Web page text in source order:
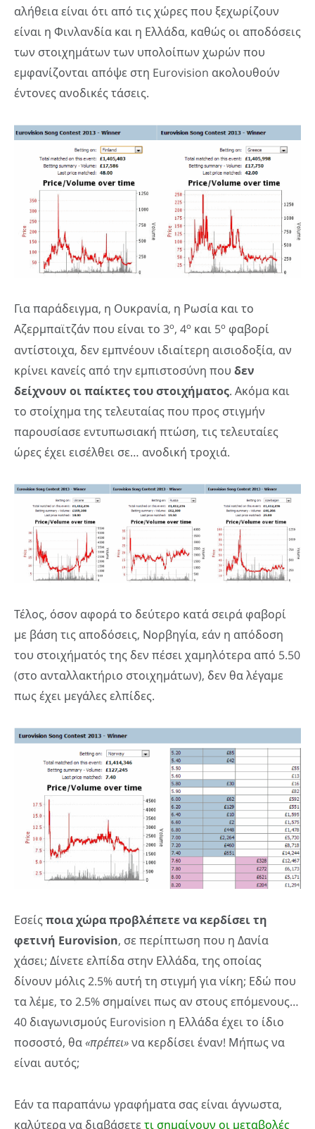
αλήθεια είναι ότι από τις χώρες που ξεχωρίζουν
είναι η Φινλανδία και η Ελλάδα, καθώς οι αποδόσεις
των στοιχημάτων των υπολοίπων χωρών που
εμφανίζονται απόψε στη Eurovision ακολουθούν
έντονες ανοδικές τάσεις.
Για παράδειγμα, η Ουκρανία, η Ρωσία και το
Αζερμπαϊτζάν που είναι το 3ο, 4ο και 5ο φαβορί
αντίστοιχα, δεν εμπνέουν ιδιαίτερη αισιοδοξία, αν
κρίνει κανείς από την εμπιστοσύνη που δεν
δείχνουν οι παίκτες του στοιχήματος. Ακόμα και
το στοίχημα της τελευταίας που προς στιγμήν
παρουσίασε εντυπωσιακή πτώση, τις τελευταίες
ώρες έχει εισέλθει σε… ανοδική τροχιά.
Τέλος, όσον αφορά το δεύτερο κατά σειρά φαβορί
με βάση τις αποδόσεις, Νορβηγία, εάν η απόδοση
του στοιχήματός της δεν πέσει χαμηλότερα από 5.50
(στο ανταλλακτήριο στοιχημάτων), δεν θα λέγαμε
πως έχει μεγάλες ελπίδες.
Εσείςποια χώρα προβλέπετε να κερδίσει τη
φετινή Eurovision, σε περίπτωση που η Δανία
χάσει; Δίνετε ελπίδα στην Ελλάδα, της οποίας
δίνουν μόλις 2.5% αυτή τη στιγμή για νίκη; Εδώ που
τα λέμε, το 2.5% σημαίνει πως αν στους επόμενους…
40 διαγωνισμούς Eurovision η Ελλάδα έχει το ίδιο
ποσοστό, θα«πρέπει»να κερδίσει έναν! Μήπως να
είναι αυτός;
Εάν τα παραπάνω γραφήματα σας είναι άγνωστα,
καλύτερα να διαβάσετε τι σημαίνουν οι μεταβολές